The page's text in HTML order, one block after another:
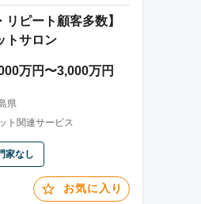
リピート顧客多数】
トサロン
万円〜3,000万円
県
ト関連サービス
家なし
お気に入り